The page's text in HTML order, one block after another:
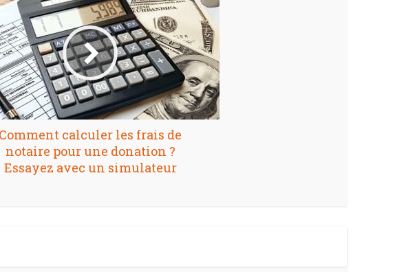
Comment calculer les frais de
notaire pour une donation ?
Essayez avec un simulateur